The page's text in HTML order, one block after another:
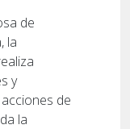
de
la
y
de
la